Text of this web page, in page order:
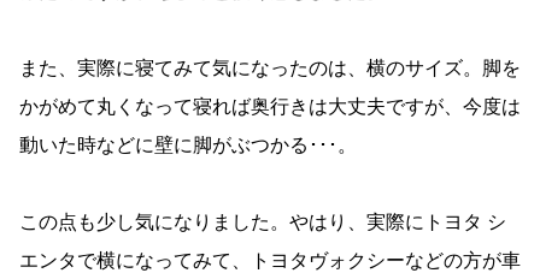
また、実際に寝てみて気になったのは、横のサイズ。脚を
かがめて丸くなって寝れば奥行きは大丈夫ですが、今度は
動いた時などに壁に脚がぶつかる･･･。
この点も少し気になりました。やはり、実際にトヨタ シ
エンタで横になってみて、トヨタヴォクシーなどの方が車